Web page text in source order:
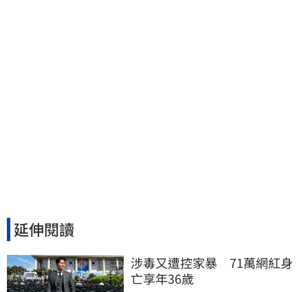
延伸閱讀
涉毒又遭控家暴　71萬網紅身
亡享年36歲